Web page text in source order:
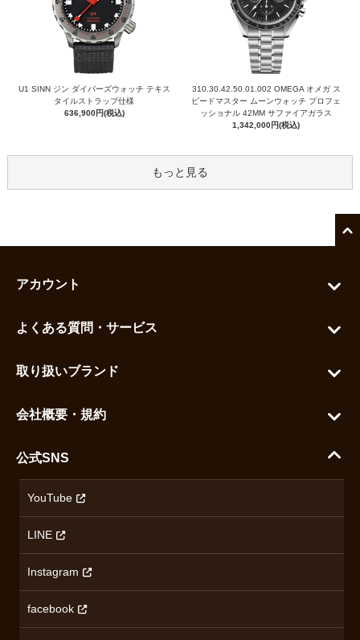
U1 SINN ジン ダイバーズウォッチ テキス
タイルストラップ仕様
636,900円(税込)
310.30.42.50.01.002 OMEGA オメガ ス
ピードマスター ムーンウォッチ プロフェ
ッショナル 42MM サファイアガラス
1,342,000円(税込)
もっと見る
アカウント
お気に入りを見る
よくある質問・サービス
ご利用ガイド
配送・送料について
ハラダの保証とアフターサービス
取り扱いブランド
セイコー
カシオ
オリエントスター
ロンジン
会社概要・規約
沿革
プライバシーポリシー
無断転載・商用利用について
コンテンツ制作ポリシーおよび生成AIの利用指針
公式SNS
YouTube
LINE
Instagram
facebook